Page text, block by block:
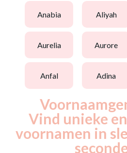
anabia aliyah
aurelia aurore
anfal adina
Vind unieke
voornamen in